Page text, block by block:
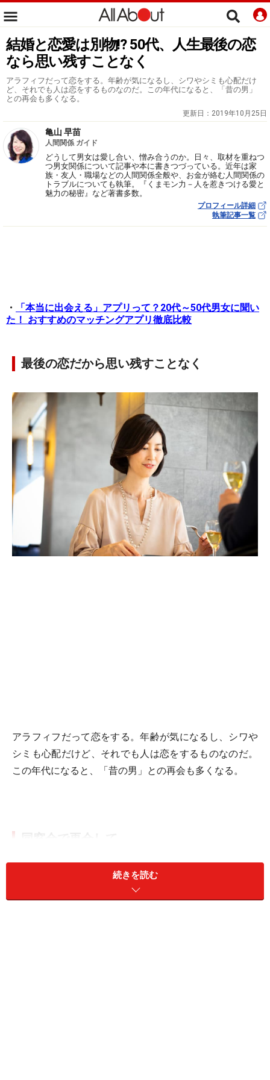
結婚と恋愛は別物!? 50代、人生最後の恋
なら思い残すことなく
アラフィフだって恋をする。年齢が気になるし、シワやシミも心配だけ
ど、それでも人は恋をするものなのだ。この年代になると、「昔の男」
との再会も多くなる。
更新日： 2019年10月25日
亀山 早苗
人間関係 ガイド
どうして男女は愛し合い、憎み合うのか。日々、取材を重ねつ
つ男女関係について記事や本に書きつづっている。近年は家
族・友人・職場などの人間関係全般や、お金が絡む人間関係の
トラブルについても執筆。『くまモン力－人を惹きつける愛と
魅力の秘密』など著書多数。
プロフィール詳細
執筆記事一覧
・
「本当に出会える」アプリって？20代～50代男女に聞い
た！ おすすめのマッチングアプリ徹底比較
最後の恋だから思い残すことなく
アラフィフだって恋をする。年齢が気になるし、シワや
シミも心配だけど、それでも人は恋をするものなのだ。
この年代になると、「昔の男」との再会も多くなる。
「よくある話かもしれません。私と彼とは高校の同級生
でした。高校を卒業して30年という節目で久々にクラス
会があって、そこで彼と再会したんです」
続きを読む